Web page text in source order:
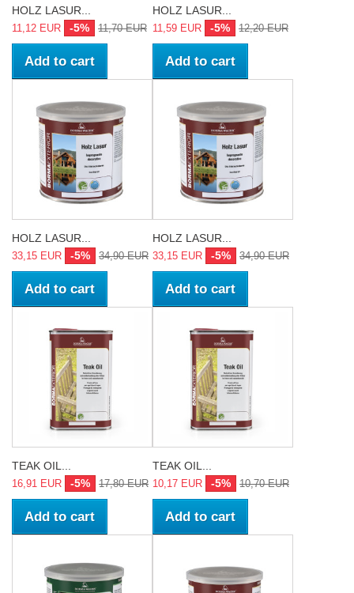
HOLZ LASUR...
11,12 EUR -5% 11,70 EUR
Add to cart
HOLZ LASUR...
11,59 EUR -5% 12,20 EUR
Add to cart
HOLZ LASUR...
33,15 EUR -5% 34,90 EUR
Add to cart
HOLZ LASUR...
33,15 EUR -5% 34,90 EUR
Add to cart
TEAK OIL...
16,91 EUR -5% 17,80 EUR
Add to cart
TEAK OIL...
10,17 EUR -5% 10,70 EUR
Add to cart